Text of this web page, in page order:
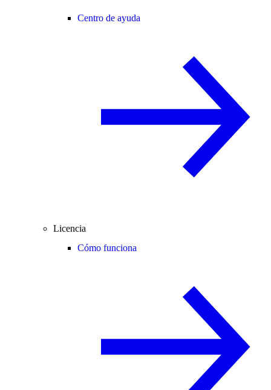
Centro de ayuda
Licencia
Cómo funciona